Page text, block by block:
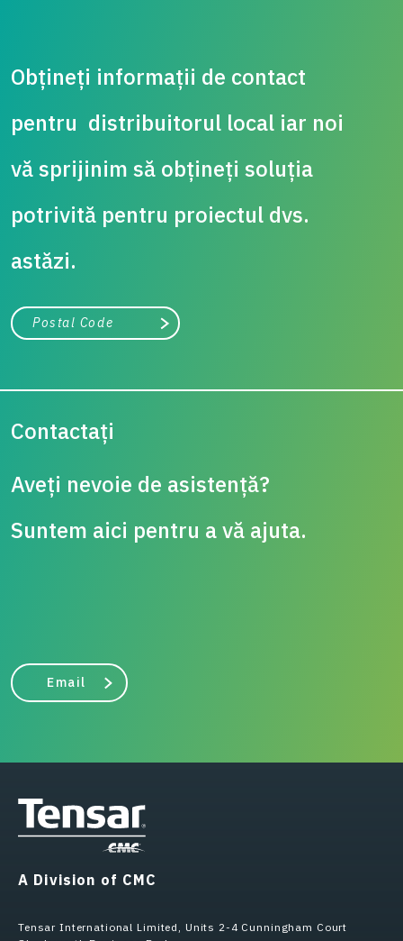
Obțineți informații de contact
pentru distribuitorul local iar noi
vă sprijinim să obțineți soluția
potrivită pentru proiectul dvs.
astăzi.
City, state, or zip/postal code
Search
Contactați
Aveți nevoie de asistență?
Suntem aici pentru a vă ajuta.
Email
A Division of CMC
Tensar International Limited, Units 2-4 Cunningham Court